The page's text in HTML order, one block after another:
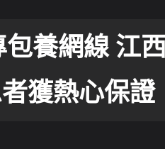
養網線 江
獲熱心保證